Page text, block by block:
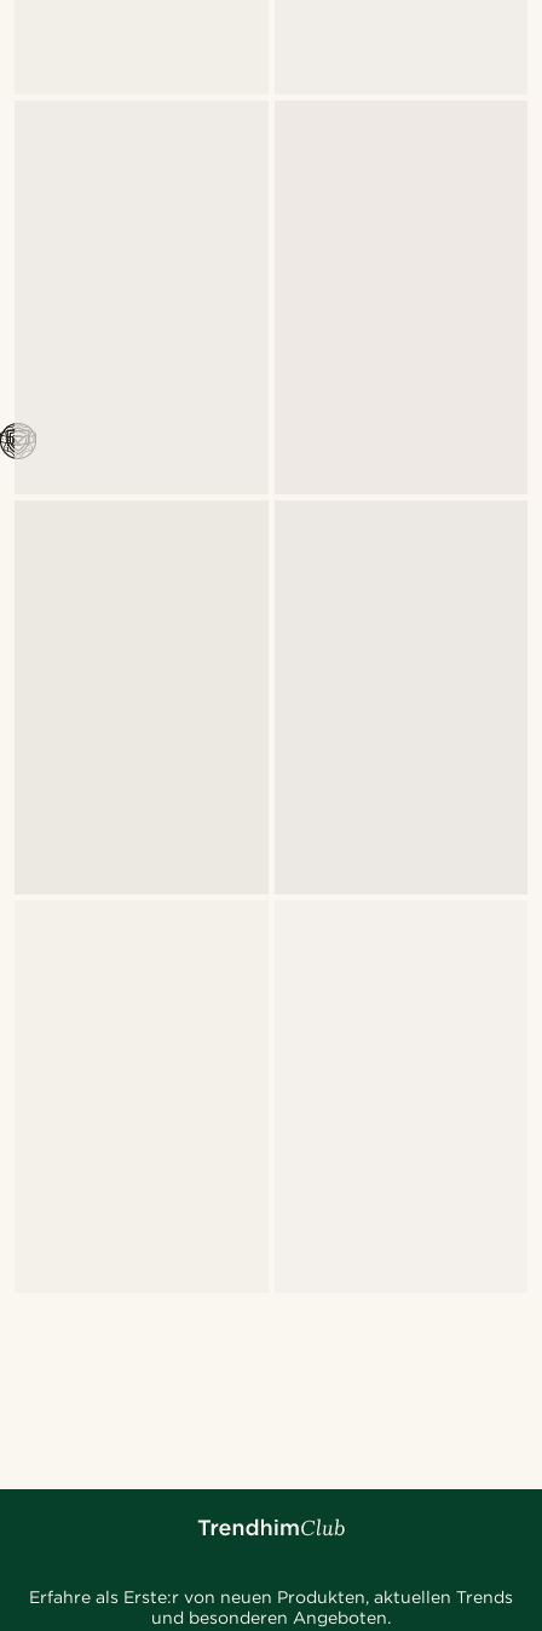
Erfahre als Erste:r von neuen Produkten, aktuellen Trends
und besonderen Angeboten.